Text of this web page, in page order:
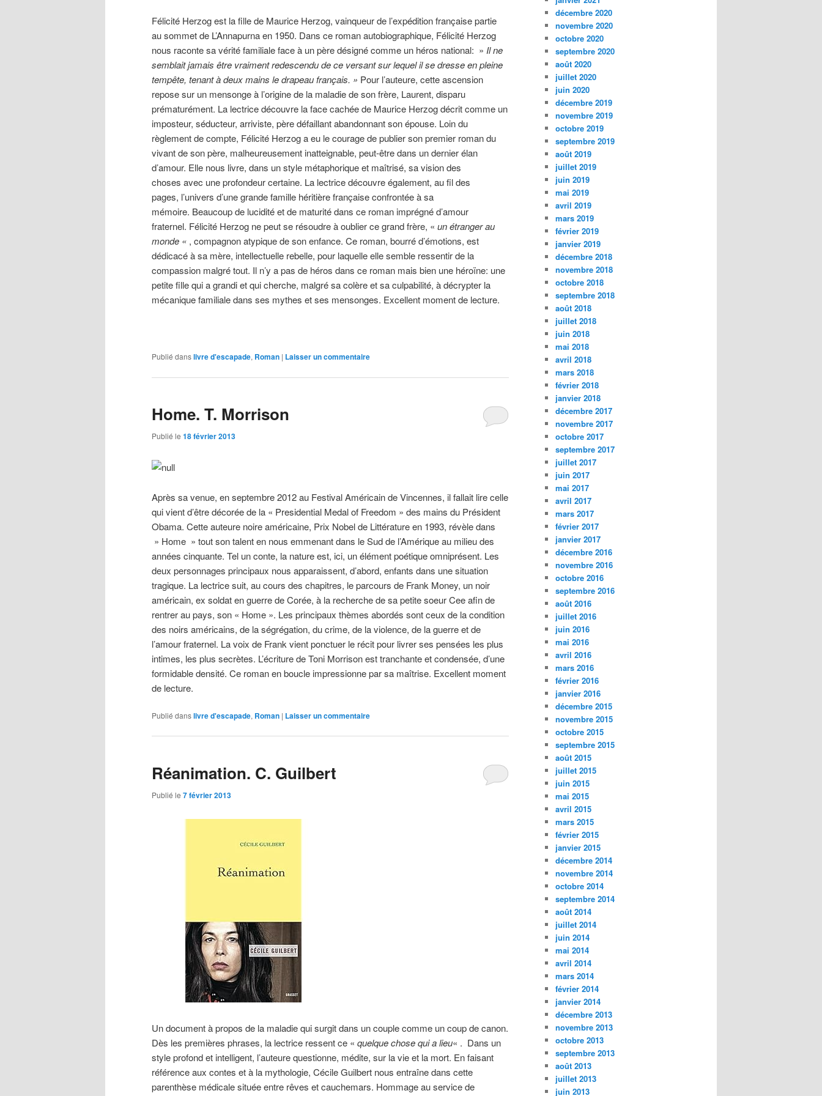
Félicité Herzog est la fille de Maurice Herzog, vainqueur de l’expédition française partie
au sommet de L’Annapurna en 1950. Dans ce roman autobiographique, Félicité Herzog
nous raconte sa vérité familiale face à un père désigné comme un héros national: » Il ne
semblait jamais être vraiment redescendu de ce versant sur lequel il se dresse en pleine
tempête, tenant à deux mains le drapeau français. » Pour l’auteure, cette ascension
repose sur un mensonge à l’origine de la maladie de son frère, Laurent, disparu
prématurément. La lectrice découvre la face cachée de Maurice Herzog décrit comme un
imposteur, séducteur, arriviste, père défaillant abandonnant son épouse. Loin du
règlement de compte, Félicité Herzog a eu le courage de publier son premier roman du
vivant de son père, malheureusement inatteignable, peut-être dans un dernier élan
d’amour. Elle nous livre, dans un style métaphorique et maîtrisé, sa vision des
choses avec une profondeur certaine. La lectrice découvre également, au fil des
pages, l’univers d’une grande famille héritière française confrontée à sa
mémoire. Beaucoup de lucidité et de maturité dans ce roman imprégné d’amour
fraternel. Félicité Herzog ne peut se résoudre à oublier ce grand frère, « un étranger au
monde « , compagnon atypique de son enfance. Ce roman, bourré d’émotions, est
dédicacé à sa mère, intellectuelle rebelle, pour laquelle elle semble ressentir de la
compassion malgré tout. Il n’y a pas de héros dans ce roman mais bien une héroïne: une
petite fille qui a grandi et qui cherche, malgré sa colère et sa culpabilité, à décrypter la
mécanique familiale dans ses mythes et ses mensonges. Excellent moment de lecture.
Publié danslivre d'escapade, Roman | Laisser un commentaire
Home. T. Morrison
Publié le 18 février 2013
Après sa venue, en septembre 2012 au Festival Américain de Vincennes, il fallait lire celle
qui vient d’être décorée de la « Presidential Medal of Freedom » des mains du Président
Obama. Cette auteure noire américaine, Prix Nobel de Littérature en 1993, révèle dans
» Home » tout son talent en nous emmenant dans le Sud de l’Amérique au milieu des
années cinquante. Tel un conte, la nature est, ici, un élément poétique omniprésent. Les
deux personnages principaux nous apparaissent, d’abord, enfants dans une situation
tragique. La lectrice suit, au cours des chapitres, le parcours de Frank Money, un noir
américain, ex soldat en guerre de Corée, à la recherche de sa petite soeur Cee afin de
rentrer au pays, son « Home ». Les principaux thèmes abordés sont ceux de la condition
des noirs américains, de la ségrégation, du crime, de la violence, de la guerre et de
l’amour fraternel. La voix de Frank vient ponctuer le récit pour livrer ses pensées les plus
intimes, les plus secrètes. L’écriture de Toni Morrison est tranchante et condensée, d’une
formidable densité. Ce roman en boucle impressionne par sa maîtrise. Excellent moment
de lecture.
Publié danslivre d'escapade, Roman | Laisser un commentaire
Réanimation. C. Guilbert
Publié le 7 février 2013
Un document à propos de la maladie qui surgit dans un couple comme un coup de canon.
Dès les premières phrases, la lectrice ressent ce « quelque chose qui a lieu« . Dans un
style profond et intelligent, l’auteure questionne, médite, sur la vie et la mort. En faisant
référence aux contes et à la mythologie, Cécile Guilbert nous entraîne dans cette
parenthèse médicale située entre rêves et cauchemars. Hommage au service de
décembre 2020
novembre 2020
octobre 2020
septembre 2020
août 2020
juillet 2020
juin 2020
décembre 2019
novembre 2019
octobre 2019
septembre 2019
août 2019
juillet 2019
juin 2019
mai 2019
avril 2019
mars 2019
février 2019
janvier 2019
décembre 2018
novembre 2018
octobre 2018
septembre 2018
août 2018
juillet 2018
juin 2018
mai 2018
avril 2018
mars 2018
février 2018
janvier 2018
décembre 2017
novembre 2017
octobre 2017
septembre 2017
juillet 2017
juin 2017
mai 2017
avril 2017
mars 2017
février 2017
janvier 2017
décembre 2016
novembre 2016
octobre 2016
septembre 2016
août 2016
juillet 2016
juin 2016
mai 2016
avril 2016
mars 2016
février 2016
janvier 2016
décembre 2015
novembre 2015
octobre 2015
septembre 2015
août 2015
juillet 2015
juin 2015
mai 2015
avril 2015
mars 2015
février 2015
janvier 2015
décembre 2014
novembre 2014
octobre 2014
septembre 2014
août 2014
juillet 2014
juin 2014
mai 2014
avril 2014
mars 2014
février 2014
janvier 2014
décembre 2013
novembre 2013
octobre 2013
septembre 2013
août 2013
juillet 2013
juin 2013